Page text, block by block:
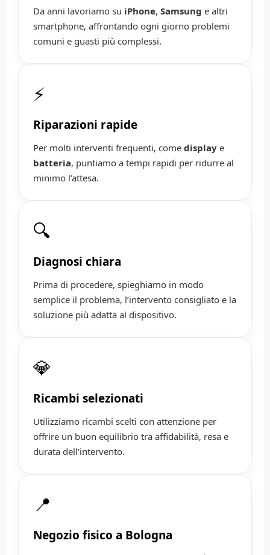
Da anni lavoriamo su iPhone, Samsung e altri
smartphone, affrontando ogni giorno problemi
comuni e guasti più complessi.
⚡
Riparazioni rapide
Per molti interventi frequenti, come display e
batteria, puntiamo a tempi rapidi per ridurre al
minimo l’attesa.
🔍
Diagnosi chiara
Prima di procedere, spieghiamo in modo
semplice il problema, l’intervento consigliato e la
soluzione più adatta al dispositivo.
💎
Ricambi selezionati
Utilizziamo ricambi scelti con attenzione per
offrire un buon equilibrio tra affidabilità, resa e
durata dell’intervento.
📍
Negozio fisico a Bologna